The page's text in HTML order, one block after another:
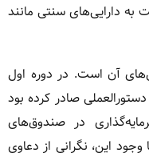
دارایی‌های سنتی مانند
آن است. در دوره اول
صادر کرده بود
در صندوق‌های
این، نگرانی از دعاوی